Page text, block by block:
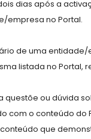
dias após a
empresa no Portal.
de uma entidade/
listada no Portal,
questõe ou dúvida
com o conteúdo do
que